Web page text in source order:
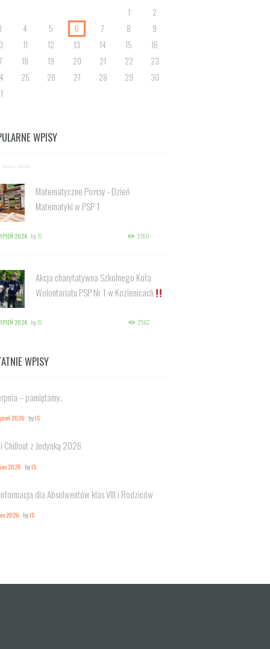
1
2
4 5 6 7 8
9
11 12 13 14 15
16
18 19 20 21 22
23
25 26 27 28 29
30
WPISY
Matematyczne Poπsy - Dzień
Matematyki w PSP 1
2024 byIS 2760
Akcja charytatywna Szkolnego Koła
Wolontariatu PSP Nr 1 w Kozienicach
2024 byIS 2562
WPISY
– pamiętamy.
2026 byIS
Chillout z Jedynką 2026
2026 byIS
Informacja dla Absolwentów klas VIII i Rodziców
2026 byIS